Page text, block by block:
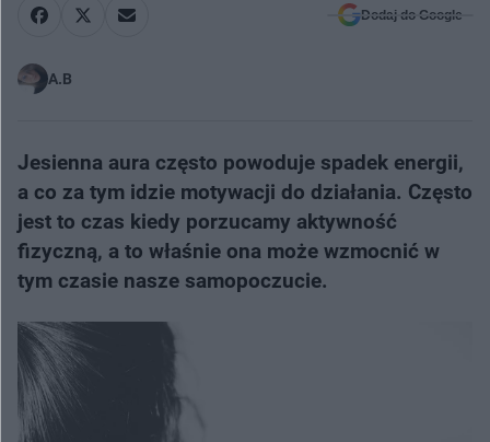
Dodaj do Google
A.B
Jesienna aura często powoduje spadek energii,
a co za tym idzie motywacji do działania. Często
jest to czas kiedy porzucamy aktywność
fizyczną, a to właśnie ona może wzmocnić w
tym czasie nasze samopoczucie.